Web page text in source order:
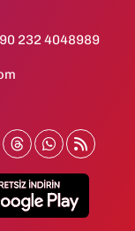
232 4048989